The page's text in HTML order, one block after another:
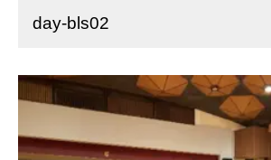
day-bls02